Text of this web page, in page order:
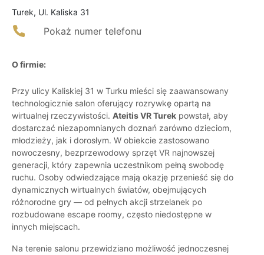
Turek, Ul. Kaliska 31
Pokaż numer telefonu
O firmie:
Przy ulicy Kaliskiej 31 w Turku mieści się zaawansowany
technologicznie salon oferujący rozrywkę opartą na
wirtualnej rzeczywistości. Ateitis VR Turek powstał, aby
dostarczać niezapomnianych doznań zarówno dzieciom,
młodzieży, jak i dorosłym. W obiekcie zastosowano
nowoczesny, bezprzewodowy sprzęt VR najnowszej
generacji, który zapewnia uczestnikom pełną swobodę
ruchu. Osoby odwiedzające mają okazję przenieść się do
dynamicznych wirtualnych światów, obejmujących
różnorodne gry — od pełnych akcji strzelanek po
rozbudowane escape roomy, często niedostępne w
innych miejscach.
Na terenie salonu przewidziano możliwość jednoczesnej